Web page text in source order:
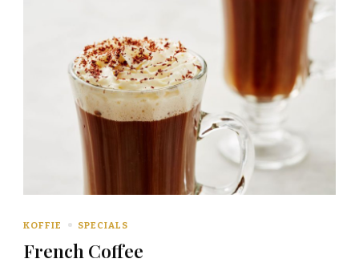
KOFFIE SPECIALS
French Coffee